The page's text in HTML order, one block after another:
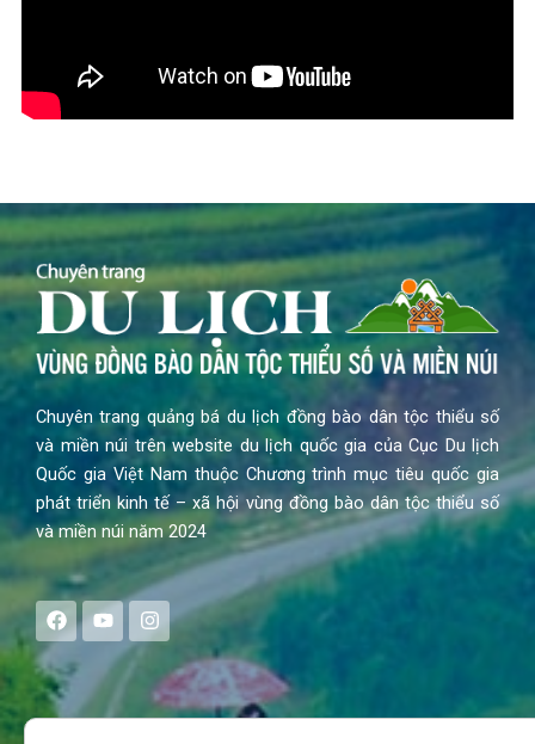
Chuyên trang quảng bá du lịch đồng bào dân tộc thiểu số
và miền núi trên website du lịch quốc gia của Cục Du lịch
Quốc gia Việt Nam thuộc Chương trình mục tiêu quốc gia
phát triển kinh tế – xã hội vùng đồng bào dân tộc thiểu số
và miền núi năm 2024
F
a
c
e
b
o
Y
o
u
t
u
b
I
n
s
a
g
Search